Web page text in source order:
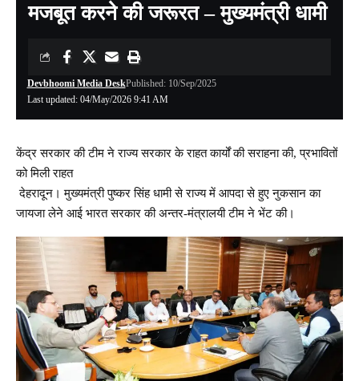
मजबूत करने की जरूरत – मुख्यमंत्री धामी
Last updated: 04/May/2026 9:41 AM
Devbhoomi Media DeskPublished: 10/Sep/2025
केंद्र सरकार की टीम ने राज्य सरकार के राहत कार्यों की सराहना की, प्रभावितों
को मिली राहत
देहरादून। मुख्यमंत्री पुष्कर सिंह धामी से राज्य में आपदा से हुए नुकसान का
जायजा लेने आई भारत सरकार की अन्तर-मंत्रालयी टीम ने भेंट की।